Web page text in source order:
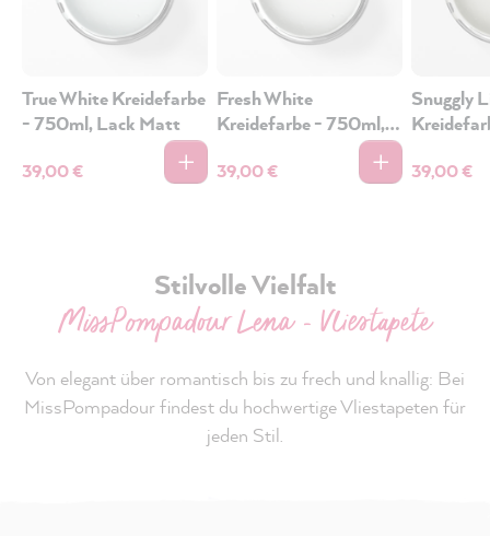
True White Kreidefarbe
- 750ml, Lack Matt
39,00 €
Fresh White
Kreidefarbe - 750ml,
39,00 €
Snuggly
39,00 €
Stilvolle Vielfalt
MissPompadour Lena - Vliestapete
Von elegant über romantisch bis zu frech und knallig: Bei
MissPompadour findest du hochwertige Vliestapeten für
jeden Stil.